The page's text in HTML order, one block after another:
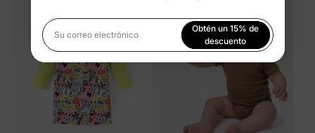
Su correo electrónico
Obtén un 15% de
descuento
Al registrarte, aceptas nuestra Política de privacidad